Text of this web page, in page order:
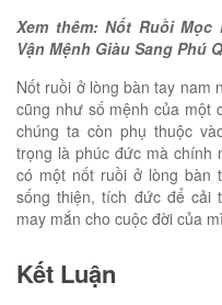
Xem thêm: Nốt Ruồi
Vận Mệnh Giàu Sang Phú
Nốt ruồi ở lòng bàn tay nam
cũng như số mệnh của một
chúng ta còn phụ thuộc
trọng là phúc đức mà chính
có một nốt ruồi ở lòng bàn
sống thiện, tích đức để cải
may mắn cho cuộc đời của
Kết Luận